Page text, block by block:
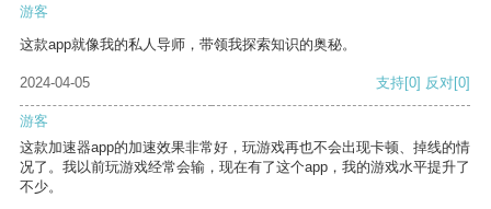
游客
这款app就像我的私人导师，带领我探索知识的奥秘。
2024-04-05 支持[0] 反对[0]
游客
这款加速器app的加速效果非常好，玩游戏再也不会出现卡顿、掉线的情
况了。我以前玩游戏经常会输，现在有了这个app，我的游戏水平提升了
不少。